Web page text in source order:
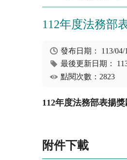
112年度法務部
發布日期： 113/04/
最後更新日期：
點閱次數：2823
112年度法務部表揚
附件下載